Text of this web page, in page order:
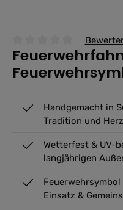
Durchschnittliche
Handgemacht in
Tradition und Herz
Wetterfest & UV-
langjährigen
Einsatz &